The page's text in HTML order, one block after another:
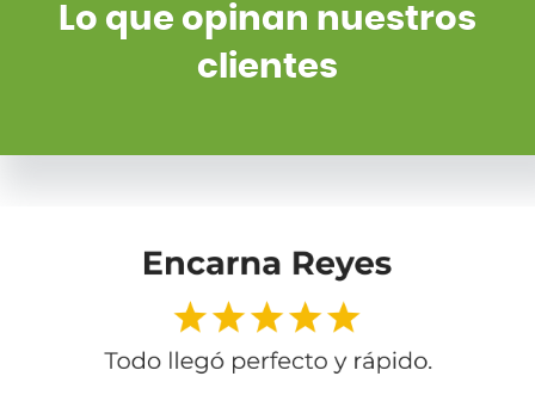
Lo que opinan nuestros
clientes